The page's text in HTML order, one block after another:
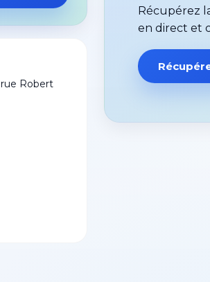
Robert
Récupérez
en direct et